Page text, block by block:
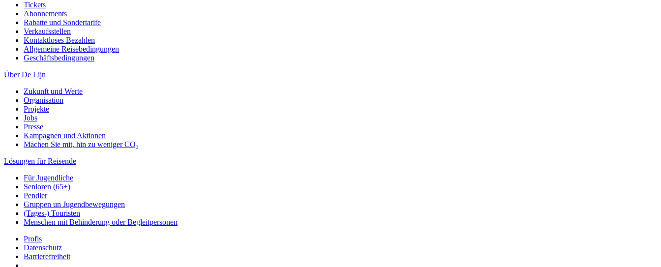
Tickets
Abonnements
Rabatte und Sondertarife
Verkaufsstellen
Kontaktloses Bezahlen
Allgemeine Reisebedingungen
Geschäftsbedingungen
Über De Lijn
Zukunft und Werte
Organisation
Projekte
Jobs
Presse
Kampagnen und Aktionen
Machen Sie mit, hin zu weniger CO₂
Lösungen für Reisende
Für Jugendliche
Senioren (65+)
Pendler
Gruppen un Jugendbewegungen
(Tages-) Touristen
Menschen mit Behinderung oder Begleitpersonen
Profis
Datenschutz
Barrierefreiheit